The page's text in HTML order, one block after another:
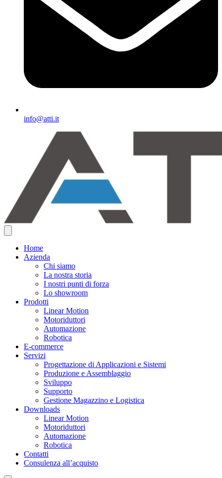
info@atti.it
Home
Azienda
Chi siamo
La nostra storia
I nostri punti di forza
Lo showroom
Prodotti
Linear Motion
Motoriduttori
Automazione
Robotica
E-commerce
Servizi
Progettazione di Applicazioni e Sistemi
Produzione e Assemblaggio
Sviluppo
Supporto
Gestione Magazzino e Logistica
Downloads
Linear Motion
Motoriduttori
Automazione
Robotica
Contatti
Consulenza all’acquisto